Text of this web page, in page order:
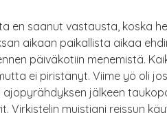
en saanut vastausta, koska
aikaan paikallista aikaa
päiväkotiin menemistä.
ei piristänyt. Viime yö oli
ajopyrähdyksen jälkeen
Virkistelin muistiani reissun